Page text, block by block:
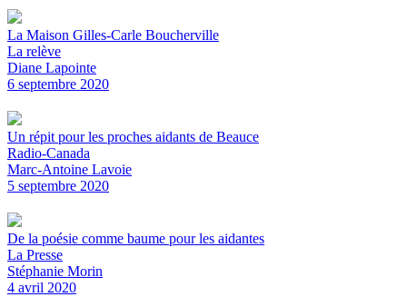
La Maison Gilles-Carle Boucherville
La relève
Diane Lapointe
6 septembre 2020
Un répit pour les proches aidants de Beauce
Radio-Canada
Marc-Antoine Lavoie
5 septembre 2020
De la poésie comme baume pour les aidantes
La Presse
Stéphanie Morin
4 avril 2020